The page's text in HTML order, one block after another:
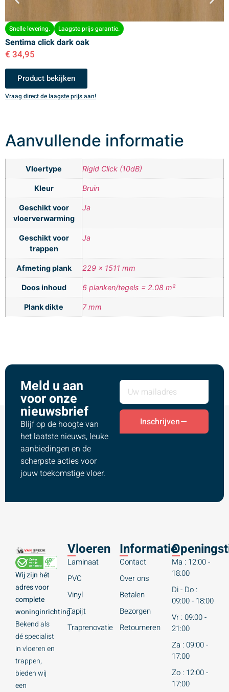
Snelle levering. Laagste prijs garantie.
Sentima click dark oak
€ 34,95
Product bekijken
Vraag direct de laagste prijs aan!
Aanvullende informatie
Vloertype Rigid Click (10dB)
Kleur Bruin
Geschikt voor
vloerverwarming
Ja
Geschikt voor
trappen
Ja
Afmeting plank 229 x 1511 mm
Doos inhoud 6 planken/tegels = 2.08 m²
Plank dikte 7 mm
Meld u aan
voor onze
nieuwsbrief
Blijf op de hoogte van
het laatste nieuws, leuke
aanbiedingen en de
scherpste acties voor
jouw toekomstige vloer.
Inschrijven
Wij zijn hét
adres voor
complete
woninginrichting.
Bekend als
dé specialist
in vloeren en
trappen,
bieden wij
een
Vloeren
Laminaat
PVC
Vinyl
Tapijt
Traprenovatie
Informatie
Contact
Over ons
Betalen
Bezorgen
Retourneren
Ma : 12:00 -
18:00
Di - Do :
09:00 - 18:00
Vr : 09:00 -
21:00
Za : 09:00 -
17:00
Zo : 12:00 -
17:00